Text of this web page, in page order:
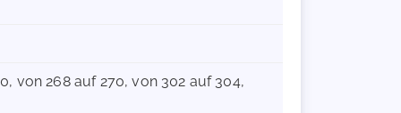
von 268 auf 270, von 302 auf 304,